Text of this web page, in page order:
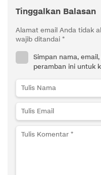
Tinggalkan Balasan
Alamat email Anda tidak
wajib ditandai *
Simpan nama,
peramban ini untuk